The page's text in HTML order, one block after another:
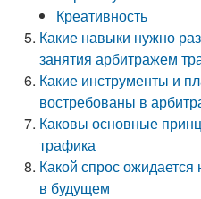
Креативность
Какие навыки нужно
занятия арбитражем
Какие инструменты и
востребованы в
Каковы основные
трафика
Какой спрос
в будущем